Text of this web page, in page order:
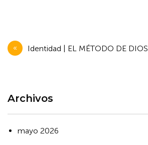
Navegación
de
Identidad | EL MÉTODO DE DIOS
Archivos
mayo 2026